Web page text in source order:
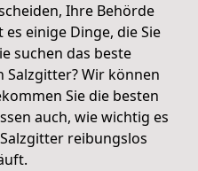
Ihre Behörde
einige Dinge, die Sie
suchen das beste
Wir können
Sie die besten
auch, wie wichtig es
reibungslos